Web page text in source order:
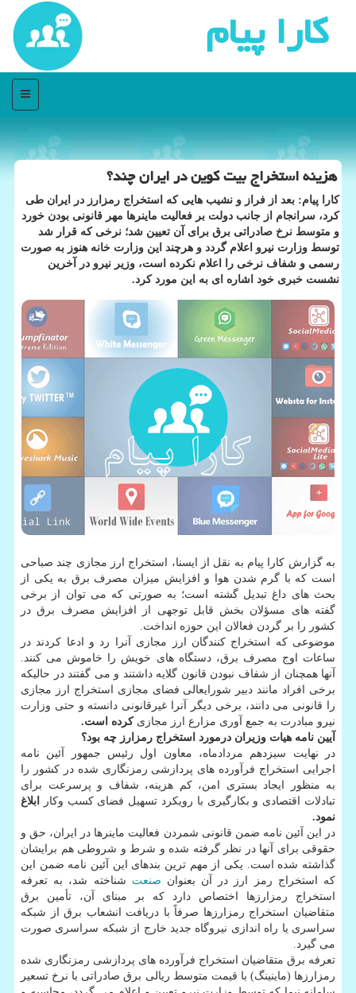
كارا پیام
منو
هزینه استخراج بیت كوین در ایران چند؟
كارا پیام: بعد از فراز و نشیب هایی كه استخراج رمزارز در ایران طی
كرد، سرانجام از جانب دولت بر فعالیت ماینرها مهر قانونی بودن خورد
و متوسط نرخ صادراتی برق برای آن تعیین شد؛ نرخی كه قرار شد
توسط وزارت نیرو اعلام گردد و هرچند این وزارت خانه هنوز به صورت
رسمی و شفاف نرخی را اعلام نكرده است، وزیر نیرو در آخرین
نشست خبری خود اشاره ای به این مورد كرد.
به گزارش كارا پیام به نقل از ایسنا، استخراج ارز مجازی چند صباحی
است كه با گرم شدن هوا و افزایش میزان مصرف برق به یكی از
بحث های داغ تبدیل گشته است؛ به صورتی كه می توان از برخی
گفته های مسؤلان بخش قابل توجهی از افزایش مصرف برق در
كشور را بر گردن فعالان این حوزه انداخت.
موضوعی كه استخراج كنندگان ارز مجازی آنرا رد و ادعا كردند در
ساعات اوج مصرف برق، دستگاه های خویش را خاموش می كنند.
آنها همچنان از شفاف نبودن قانون گلایه داشتند و می گفتند در حالیكه
برخی افراد مانند دبیر شورایعالی فضای مجازی استخراج ارز مجازی
را قانونی می دانند، برخی دیگر آنرا غیرقانونی دانسته و حتی وزارت
نیرو مبادرت به جمع آوری مزارع ارز مجازی كرده است.
آیین نامه هیات وزیران درمورد استخراج رمزارز چه بود؟
در نهایت سیزدهم مردادماه، معاون اول رئیس جمهور آئین نامه
اجرایی استخراج فرآورده های پردازشی رمزنگاری شده در كشور را
به منظور ایجاد بستری امن، كم هزینه، شفاف و پرسرعت برای
تبادلات اقتصادی و بكارگیری با رویكرد تسهیل فضای كسب وكار
ابلاغ
نمود.
در این آئین نامه ضمن قانونی شمردن فعالیت ماینرها در ایران، حق و
حقوقی برای آنها در نظر گرفته شده و شرط و شروطی هم برایشان
گذاشته شده است. یكی از مهم ترین بندهای این آئین نامه ضمن این
كه استخراج رمز ارز در آن بعنوان صنعت شناخته شد، به تعرفه
استخراج رمزارزها اختصاص دارد كه بر مبنای آن، تأمین برق
متقاضیان استخراج رمزارزها صرفاً با دریافت انشعاب برق از شبكه
سراسری یا راه اندازی نیروگاه جدید خارج از شبكه سراسری صورت
می گیرد.
تعرفه برق متقاضیان استخراج فرآورده های پردازشی رمزنگاری شده
رمزارزها (ماینینگ) با قیمت متوسط ریالی برق صادراتی با نرخ تسعیر